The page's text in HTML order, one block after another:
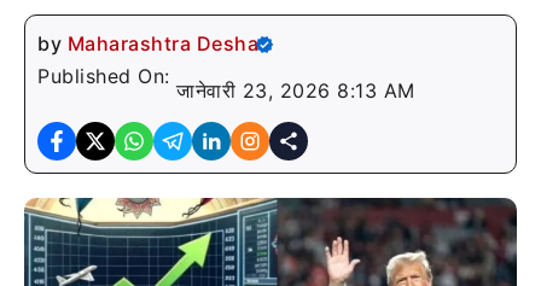
by Maharashtra Desha
Published On:
जानेवारी 23, 2026 8:13 AM